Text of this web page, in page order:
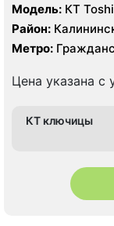
Модель: КТ
цифровой
Район:
Метро:
Цена указана с
КТ ключицы